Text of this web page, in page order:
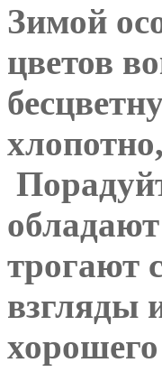
Зимой
цветов
трогают
взгляды